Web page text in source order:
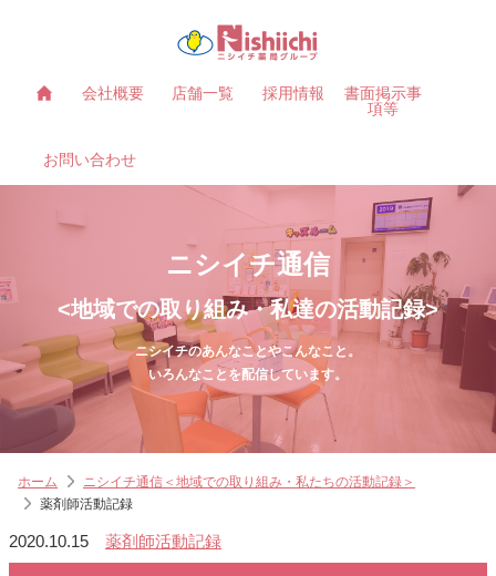
会社概要 店舗一覧 採用情報
書面掲示事
項等
お問い合わせ
ニシイチ通信
<地域での取り組み・私達の活動記録>
ニシイチのあんなことやこんなこと。
いろんなことを配信しています。
ホーム
ニシイチ通信＜地域での取り組み・私たちの活動記録＞
薬剤師活動記録
2020.10.15 薬剤師活動記録